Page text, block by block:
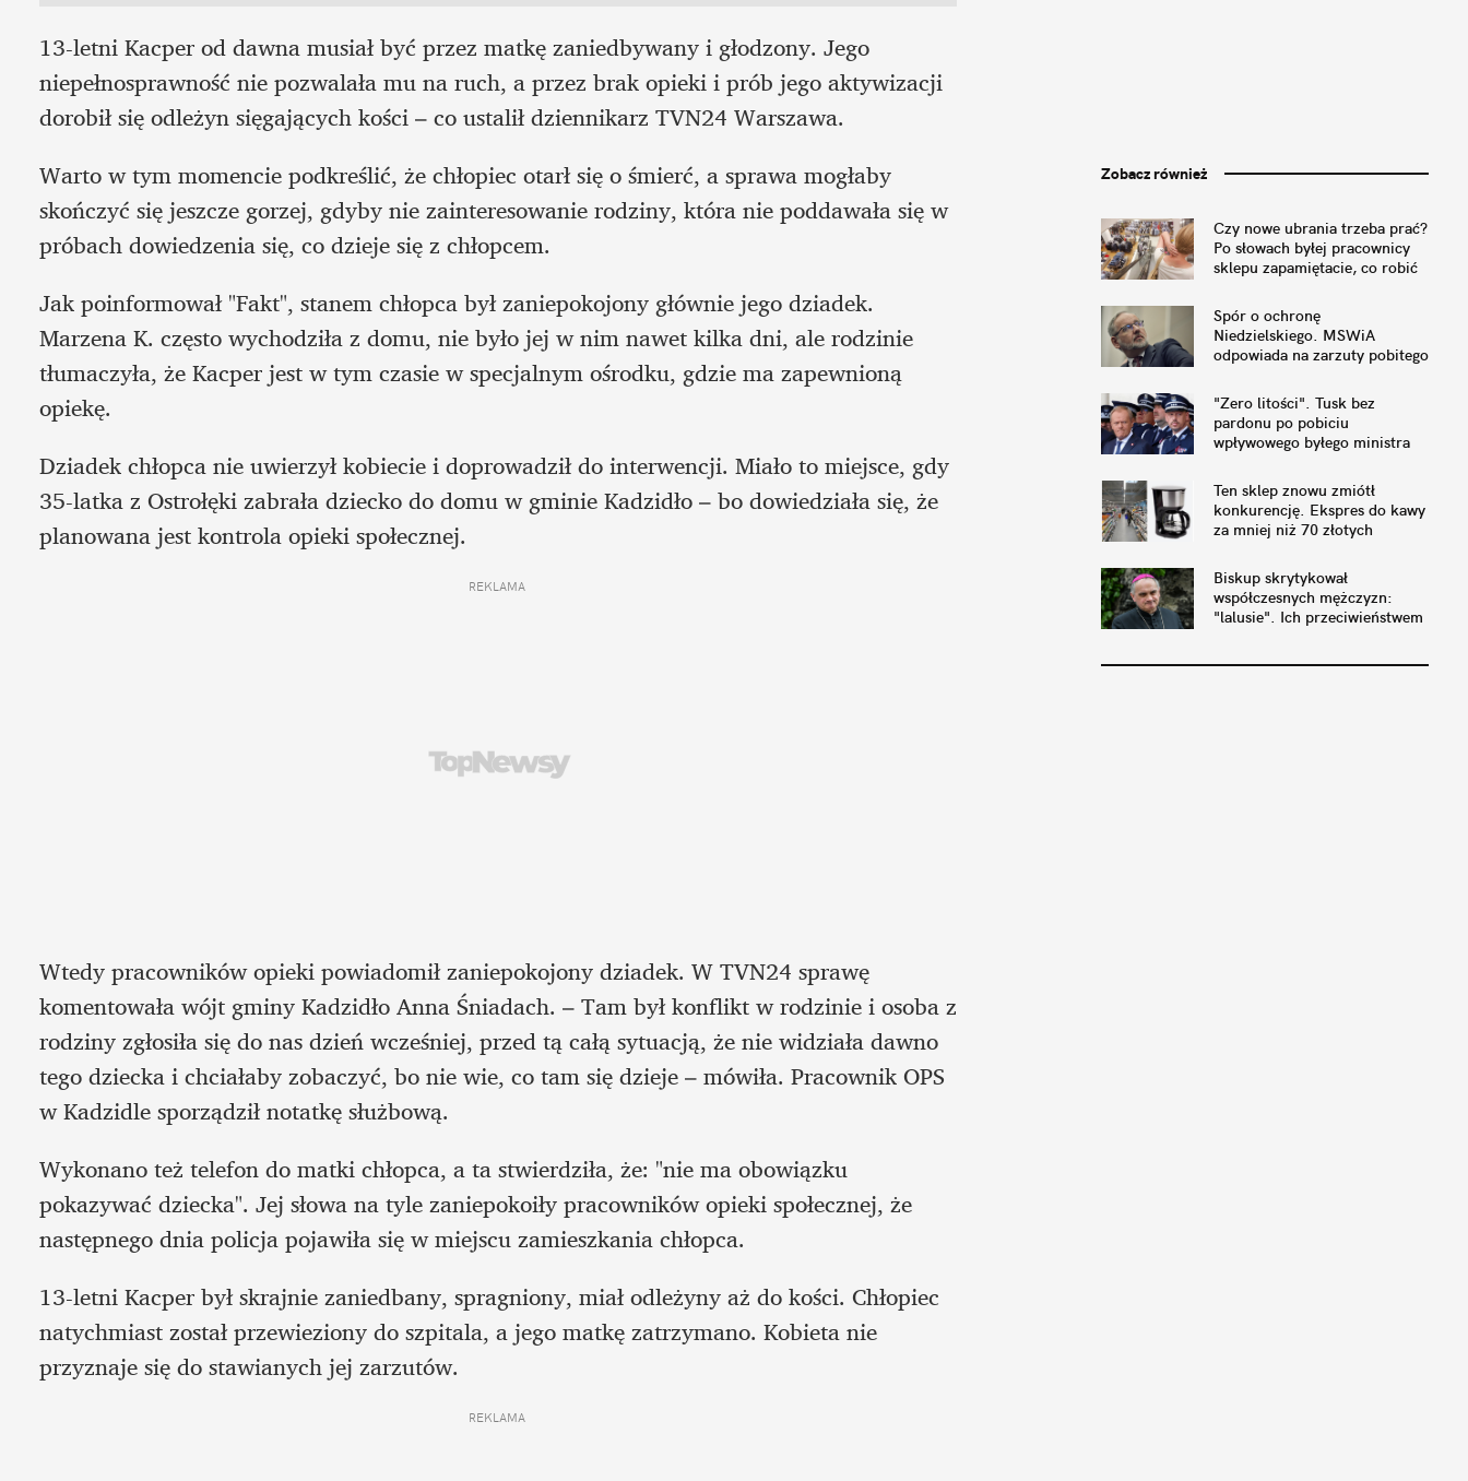
13-letni Kacper od dawna musiał być przez matkę zaniedbywany i głodzony. Jego
niepełnosprawność nie pozwalała mu na ruch, a przez brak opieki i prób jego aktywizacji
dorobił się odleżyn sięgających kości – co ustalił dziennikarz TVN24 Warszawa.
Warto w tym momencie podkreślić, że chłopiec otarł się o śmierć, a sprawa mogłaby
skończyć się jeszcze gorzej, gdyby nie zainteresowanie rodziny, która nie poddawała się w
próbach dowiedzenia się, co dzieje się z chłopcem.
Jak poinformował "Fakt", stanem chłopca był zaniepokojony głównie jego dziadek.
Marzena K. często wychodziła z domu, nie było jej w nim nawet kilka dni, ale rodzinie
tłumaczyła, że Kacper jest w tym czasie w specjalnym ośrodku, gdzie ma zapewnioną
opiekę.
Dziadek chłopca nie uwierzył kobiecie i doprowadził do interwencji. Miało to miejsce, gdy
35-latka z Ostrołęki zabrała dziecko do domu w gminie Kadzidło – bo dowiedziała się, że
planowana jest kontrola opieki społecznej.
REKLAMA
Wtedy pracowników opieki powiadomił zaniepokojony dziadek. W TVN24 sprawę
komentowała wójt gminy Kadzidło Anna Śniadach. – Tam był konflikt w rodzinie i osoba z
rodziny zgłosiła się do nas dzień wcześniej, przed tą całą sytuacją, że nie widziała dawno
tego dziecka i chciałaby zobaczyć, bo nie wie, co tam się dzieje – mówiła. Pracownik OPS
w Kadzidle sporządził notatkę służbową.
Wykonano też telefon do matki chłopca, a ta stwierdziła, że: "nie ma obowiązku
pokazywać dziecka". Jej słowa na tyle zaniepokoiły pracowników opieki społecznej, że
następnego dnia policja pojawiła się w miejscu zamieszkania chłopca.
13-letni Kacper był skrajnie zaniedbany, spragniony, miał odleżyny aż do kości. Chłopiec
natychmiast został przewieziony do szpitala, a jego matkę zatrzymano. Kobieta nie
przyznaje się do stawianych jej zarzutów.
REKLAMA
Zobacz również
Czy nowe ubrania trzeba prać?
Po słowach byłej pracownicy
sklepu zapamiętacie, co robić
Spór o ochronę
Niedzielskiego. MSWiA
odpowiada na zarzuty pobitego
"Zero litości". Tusk bez
pardonu po pobiciu
wpływowego byłego ministra
Ten sklep znowu zmiótł
konkurencję. Ekspres do kawy
za mniej niż 70 złotych
Biskup skrytykował
współczesnych mężczyzn:
"lalusie". Ich przeciwieństwem